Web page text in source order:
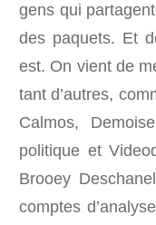
gens qui
des paquets. Et
est. On vient de
tant d’autres,
Calmos,
politique et
Brooey
comptes